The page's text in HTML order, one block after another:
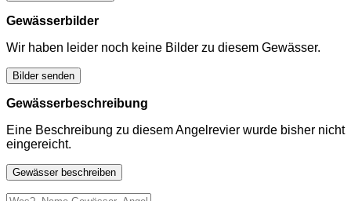
Gewässerbilder
Wir haben leider noch keine Bilder zu diesem Gewässer.
Bilder senden
Gewässerbeschreibung
Eine Beschreibung zu diesem Angelrevier wurde bisher nicht
eingereicht.
Gewässer beschreiben